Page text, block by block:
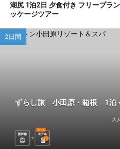
湖尻 1泊2日 夕食付き フリープラ
ッケージツアー
2日間
ずらし旅 小田原・箱根 1泊
新幹線 ホテル
選べる
1 泊
大